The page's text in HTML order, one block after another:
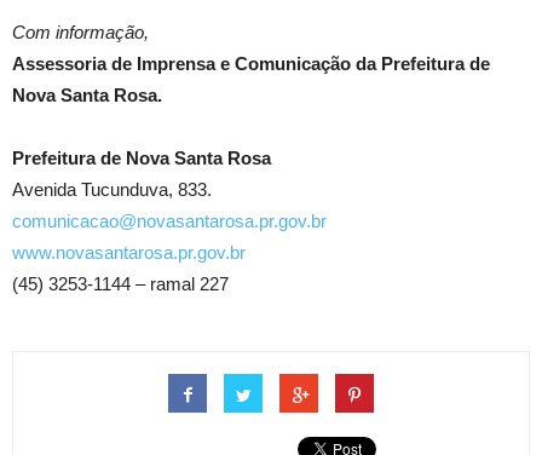
Com informação,
Assessoria de Imprensa e Comunicação da Prefeitura de
Nova Santa Rosa.
Prefeitura de Nova Santa Rosa
Avenida Tucunduva, 833.
comunicacao@novasantarosa.pr.gov.br
www.novasantarosa.pr.gov.br
(45) 3253-1144 – ramal 227